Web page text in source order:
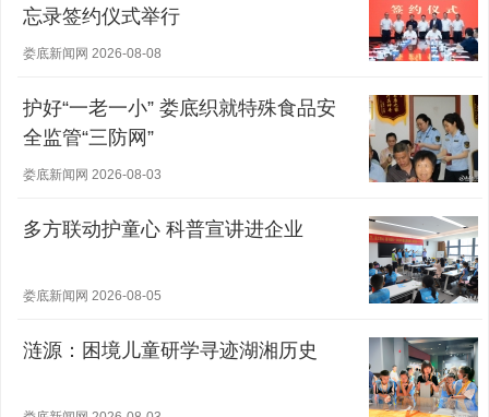
忘录签约仪式举行
娄底新闻网 2026-08-08
护好“一老一小” 娄底织就特殊食品安
全监管“三防网”
娄底新闻网 2026-08-03
多方联动护童心 科普宣讲进企业
娄底新闻网 2026-08-05
涟源：困境儿童研学寻迹湖湘历史